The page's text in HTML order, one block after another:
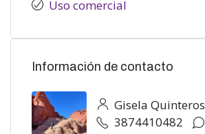
Uso comercial
Información de contacto
Gisela Quinteros
3874410482